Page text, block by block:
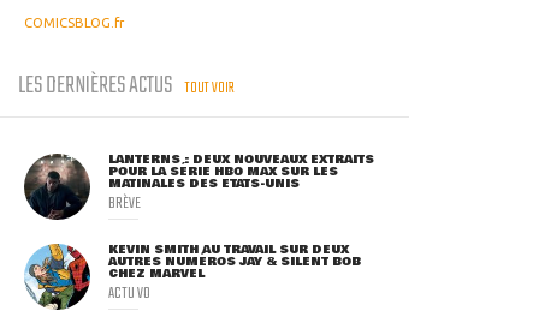
COMICSBLOG.fr
LES DERNIÈRES ACTUS TOUT VOIR
LANTERNS : DEUX NOUVEAUX EXTRAITS
POUR LA SÉRIE HBO MAX SUR LES
MATINALES DES ETATS-UNIS
BRÈVE
KEVIN SMITH AU TRAVAIL SUR DEUX
AUTRES NUMÉROS JAY & SILENT BOB
CHEZ MARVEL
ACTU VO